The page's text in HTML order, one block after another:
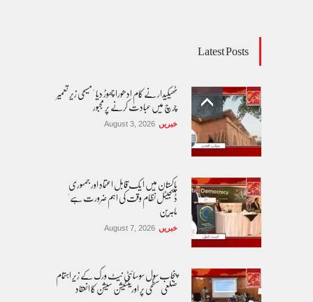
Latest Posts
ٹھیکیدار نے کام ادھورا چھوڑ دیا ' مسیحی زیر تعمیر
چرچ میں عبادت کرنے پر مجبور
خبریں August 3, 2026
پاکستان مِیں ا یک قابل اعتماد اور جمہوری
ڈیجیٹل نظام وقت کی اہم ضرورت ہے'
ماہرین
خبریں August 7, 2026
پنجاب سول سوسائٹی نیٹ ورک کے زیرِ اہتمام
ضلعی سطحی پر اورینٹیشن سیشن کا انعقاد